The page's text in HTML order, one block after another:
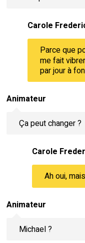
Carole
Parce que
me fait
par jour à
Animateur
Ça peut changer ?
Carole
Ah oui,
Animateur
Michael ?